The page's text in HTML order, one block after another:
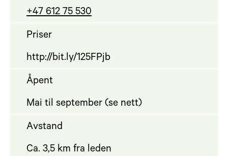
+47 612 75 530
Priser
http://bit.ly/125FPjb
Åpent
Mai til september (se nett)
Avstand
Ca. 3,5 km fra leden